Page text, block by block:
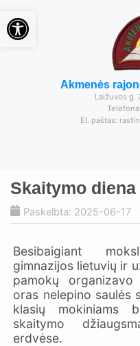
Akmenės
Laižuvos g.
El. paštas:
Skaitymo diena
Paskelbta: 2025-06-17
Besibaigiant
gimnazijos lietuvių ir
pamokų
oras nelepino saulės
klasių mokiniams
skaitymo
erdvėse.
Open toolbar